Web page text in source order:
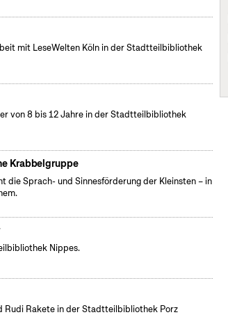
mit LeseWelten Köln in der Stadtteilbibliothek
von 8 bis 12 Jahre in der Stadtteilbibliothek
Krabbelgruppe
die Sprach- und Sinnesförderung der Kleinsten – in
Nippes.
Rudi Rakete in der Stadtteilbibliothek Porz